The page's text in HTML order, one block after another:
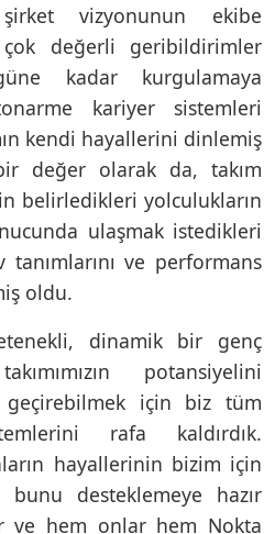
vizyonunun ekibe
çok değerli geribildirimler
kadar kurgulamaya
kariyer sistemleri
kendi hayallerini dinlemiş
değer olarak da, takım
belirledikleri yolculukların
ulaşmak istedikleri
ve performans
oldu.
dinamik bir genç
potansiyelini
geçirebilmek için biz tüm
rafa kaldırdık.
hayallerinin bizim için
desteklemeye hazır
ve hem onlar hem Nokta